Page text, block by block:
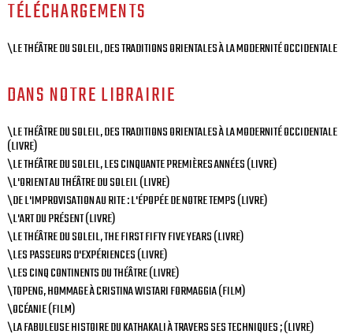
TÉLÉCHARGEMENTS
\LE THÉÂTRE DU SOLEIL, DES TRADITIONS ORIENTALES À LA MODERNITÉ OCCIDENTALE
DANS NOTRE LIBRAIRIE
\LE THÉÂTRE DU SOLEIL, DES TRADITIONS ORIENTALES À LA MODERNITÉ OCCIDENTALE
(LIVRE)
\LE THÉÂTRE DU SOLEIL, LES CINQUANTE PREMIÈRES ANNÉES (LIVRE)
\L'ORIENT AU THÉÂTRE DU SOLEIL (LIVRE)
\DE L'IMPROVISATION AU RITE : L'ÉPOPÉE DE NOTRE TEMPS (LIVRE)
\L'ART DU PRÉSENT (LIVRE)
\LE THÉÂTRE DU SOLEIL, THE FIRST FIFTY FIVE YEARS (LIVRE)
\LES PASSEURS D'EXPÉRIENCES (LIVRE)
\LES CINQ CONTINENTS DU THÉÂTRE (LIVRE)
\TOPENG, HOMMAGE À CRISTINA WISTARI FORMAGGIA (FILM)
\OCÉANIE (FILM)
\LA FABULEUSE HISTOIRE DU KATHAKALI À TRAVERS SES TECHNIQUES ; (LIVRE)